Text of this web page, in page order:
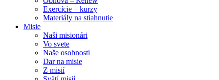
Exercície – kurzy
Materiály na stiahnutie
Misie
Naši misionári
Vo svete
Naše osobnosti
Dar na misie
Z misií